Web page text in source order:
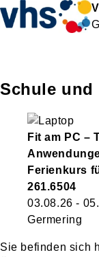
Schule und
Fit am PC –
Ferienkurs
261.6504
03.08.26 -
Germering